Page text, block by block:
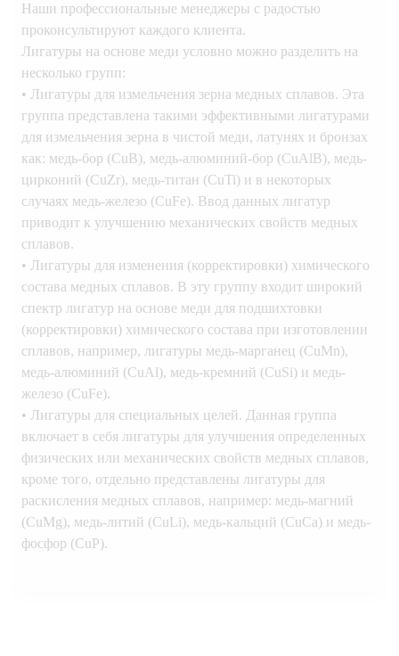
Наши профессиональные менеджеры с радостью
проконсультируют каждого клиента.
Лигатуры на основе меди условно можно разделить на
несколько групп:
• Лигатуры для измельчения зерна медных сплавов. Эта
группа представлена такими эффективными лигатурами
для измельчения зерна в чистой меди, латунях и бронзах
как: медь-бор (CuB), медь-алюминий-бор (CuAlB), медь-
цирконий (CuZr), медь-титан (CuTi) и в некоторых
случаях медь-железо (CuFe). Ввод данных лигатур
приводит к улучшению механических свойств медных
сплавов.
• Лигатуры для изменения (корректировки) химического
состава медных сплавов. В эту группу входит широкий
спектр лигатур на основе меди для подшихтовки
(корректировки) химического состава при изготовлении
сплавов, например, лигатуры медь-марганец (CuMn),
медь-алюминий (CuAl), медь-кремний (CuSi) и медь-
железо (CuFe).
• Лигатуры для специальных целей. Данная группа
включает в себя лигатуры для улучшения определенных
физических или механических свойств медных сплавов,
кроме того, отдельно представлены лигатуры для
раскисления медных сплавов, например: медь-магний
(CuMg), медь-литий (CuLi), медь-кальций (CuCa) и медь-
фосфор (CuP).